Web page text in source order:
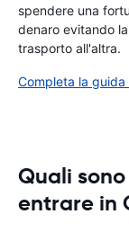
spendere una
denaro evitando
trasporto all'altra.
Completa la guida
Quali
entrare in